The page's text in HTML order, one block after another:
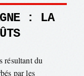
: LA
résultant du
par les